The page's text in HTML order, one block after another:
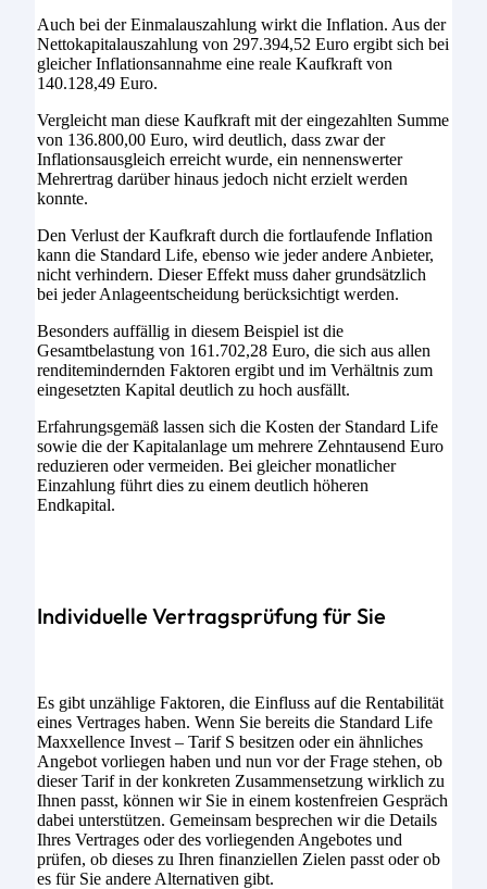
Auch bei der Einmalauszahlung wirkt die Inflation. Aus der
Nettokapitalauszahlung von 297.394,52 Euro ergibt sich bei
gleicher Inflationsannahme eine reale Kaufkraft von
140.128,49 Euro.
Vergleicht man diese Kaufkraft mit der eingezahlten Summe
von 136.800,00 Euro, wird deutlich, dass zwar der
Inflationsausgleich erreicht wurde, ein nennenswerter
Mehrertrag darüber hinaus jedoch nicht erzielt werden
konnte.
Den Verlust der Kaufkraft durch die fortlaufende Inflation
kann die Standard Life, ebenso wie jeder andere Anbieter,
nicht verhindern. Dieser Effekt muss daher grundsätzlich
bei jeder Anlageentscheidung berücksichtigt werden.
Besonders auffällig in diesem Beispiel ist die
Gesamtbelastung von 161.702,28 Euro, die sich aus allen
renditemindernden Faktoren ergibt und im Verhältnis zum
eingesetzten Kapital deutlich zu hoch ausfällt.
Erfahrungsgemäß lassen sich die Kosten der Standard Life
sowie die der Kapitalanlage um mehrere Zehntausend Euro
reduzieren oder vermeiden. Bei gleicher monatlicher
Einzahlung führt dies zu einem deutlich höheren
Endkapital.
Individuelle Vertragsprüfung für Sie
Es gibt unzählige Faktoren, die Einfluss auf die Rentabilität
eines Vertrages haben. Wenn Sie bereits die Standard Life
Maxxellence Invest – Tarif S besitzen oder ein ähnliches
Angebot vorliegen haben und nun vor der Frage stehen, ob
dieser Tarif in der konkreten Zusammensetzung wirklich zu
Ihnen passt, können wir Sie in einem kostenfreien Gespräch
dabei unterstützen. Gemeinsam besprechen wir die Details
Ihres Vertrages oder des vorliegenden Angebotes und
prüfen, ob dieses zu Ihren finanziellen Zielen passt oder ob
es für Sie andere Alternativen gibt.